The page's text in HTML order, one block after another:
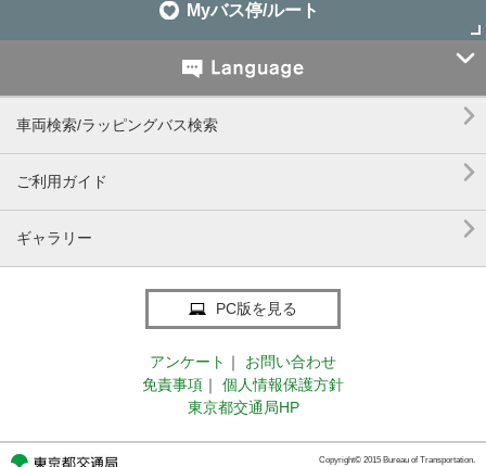
Myバス停/ルート

車両検索/ラッピングバス検索 
ご利用ガイド 
ギャラリー 
PC版を見る
アンケート ｜
お問い合わせ
免責事項 ｜
個人情報保護方針
東京都交通局HP
Copyright© 2015 Bureau of Transportation.